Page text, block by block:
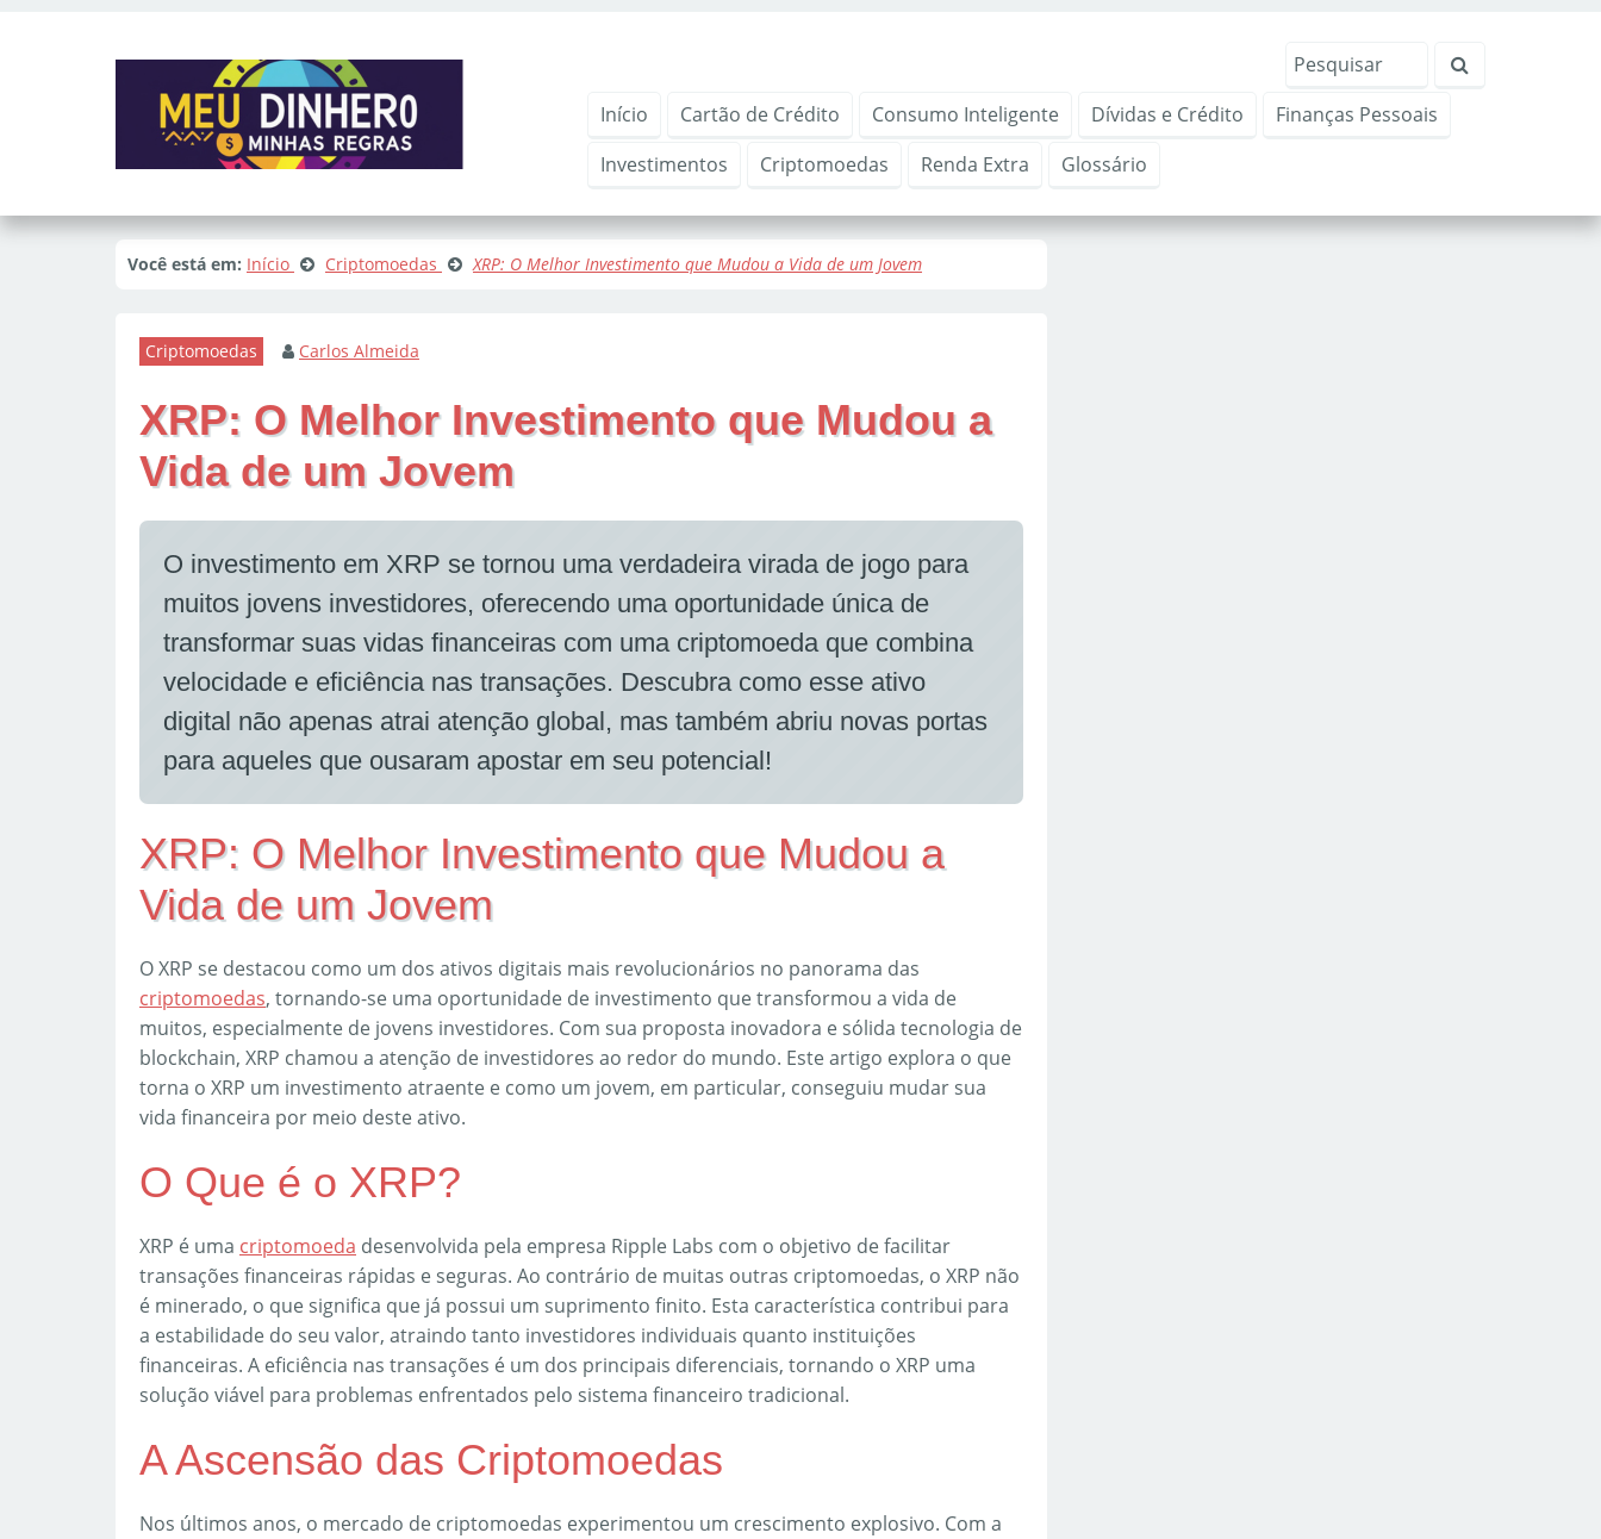
Início Cartão de Crédito Consumo Inteligente Dívidas e Crédito
Finanças Pessoais
Investimentos
Criptomoedas Renda Extra Glossário
Você está em: Início Criptomoedas XRP: O Melhor Investimento que Mudou a Vida de um Jovem
Criptomoedas Carlos Almeida
XRP: O Melhor Investimento que Mudou a
Vida de um Jovem
O investimento em XRP se tornou uma verdadeira virada de jogo para
muitos jovens investidores, oferecendo uma oportunidade única de
transformar suas vidas financeiras com uma criptomoeda que combina
velocidade e eficiência nas transações. Descubra como esse ativo
digital não apenas atrai atenção global, mas também abriu novas portas
para aqueles que ousaram apostar em seu potencial!
XRP: O Melhor Investimento que Mudou a
Vida de um Jovem
O XRP se destacou como um dos ativos digitais mais revolucionários no panorama das
criptomoedas, tornando-se uma oportunidade de investimento que transformou a vida de
muitos, especialmente de jovens investidores. Com sua proposta inovadora e sólida tecnologia de
blockchain, XRP chamou a atenção de investidores ao redor do mundo. Este artigo explora o que
torna o XRP um investimento atraente e como um jovem, em particular, conseguiu mudar sua
vida financeira por meio deste ativo.
O Que é o XRP?
XRP é uma criptomoeda desenvolvida pela empresa Ripple Labs com o objetivo de facilitar
transações financeiras rápidas e seguras. Ao contrário de muitas outras criptomoedas, o XRP não
é minerado, o que significa que já possui um suprimento finito. Esta característica contribui para
a estabilidade do seu valor, atraindo tanto investidores individuais quanto instituições
financeiras. A eficiência nas transações é um dos principais diferenciais, tornando o XRP uma
solução viável para problemas enfrentados pelo sistema financeiro tradicional.
A Ascensão das Criptomoedas
Nos últimos anos, o mercado de criptomoedas experimentou um crescimento explosivo. Com a